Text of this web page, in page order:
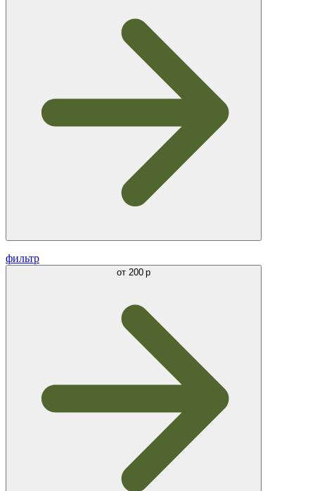
фильтр
от 200 р